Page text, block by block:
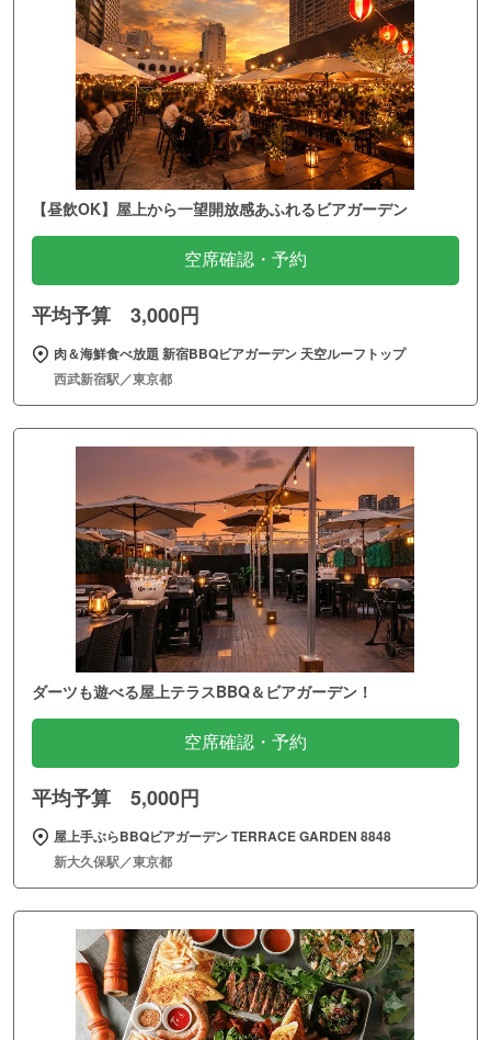
【昼飲OK】屋上から一望開放感あふれるビアガーデン
空席確認・予約
平均予算 3,000円
肉＆海鮮食べ放題 新宿BBQビアガーデン 天空ルーフトップ
西武新宿駅／東京都
ダーツも遊べる屋上テラスBBQ＆ビアガーデン！
空席確認・予約
平均予算 5,000円
屋上手ぶらBBQビアガーデン TERRACE GARDEN 8848
新大久保駅／東京都